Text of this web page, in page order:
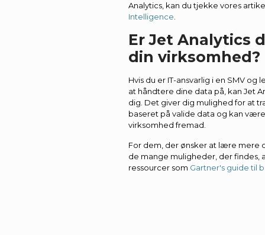
Analytics, kan du tjekke vores
Intelligence
Er Jet Analytics
din virksomhed?
Hvis du er IT-ansvarlig i en SMV
at håndtere dine data på, kan Jet
dig. Det giver dig mulighed for at
baseret på valide data og kan
virksomhed fremad.
For dem, der ønsker at lære mere
de mange muligheder, der findes,
ressourcer som Gartner's guide til